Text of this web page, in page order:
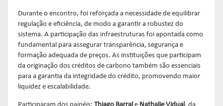
Durante o encontro, foi reforçada a necessidade de equilibrar
regulação e eficiência, de modo a garantir a robustez do
sistema. A participação das infraestruturas foi apontada como
fundamental para assegurar transparência, segurança e
formação adequada de preços. As instituições que participam
da originação dos créditos de carbono também são essenciais
para a garantia da integridade do crédito, promovendo maior
liquidez e escalabilidade.